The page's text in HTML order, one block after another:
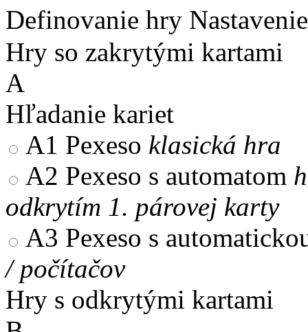
Definovanie hry
Hry so zakrytými kartami
A
Hľadanie kariet
A1 Pexeso klasická hra
A2 Pexeso s automatom
odkrytím 1. párovej karty
A3 Pexeso s
/ počítačov
Hry s odkrytými kartami